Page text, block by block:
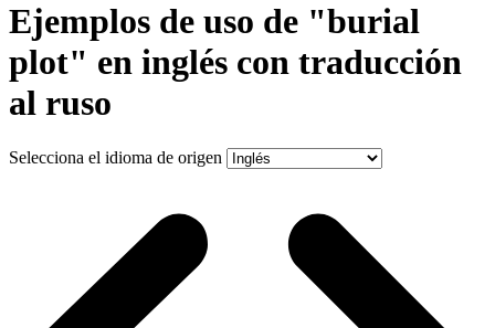
Ejemplos de uso de "burial
plot" en inglés con traducción
al ruso
Selecciona el idioma de origen